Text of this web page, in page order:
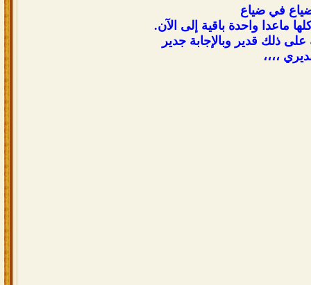
ضياع في ضياع
ماعدا واحدة باقية إلى الآن.
ذلك قدير وبالإجابة جدير
،،،،